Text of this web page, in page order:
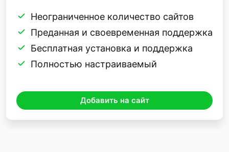
Неограниченное количество сайтов
Преданная и своевременная поддержка
Бесплатная установка и поддержка
Полностью настраиваемый
Добавить на сайт